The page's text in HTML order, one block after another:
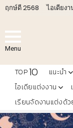
ฤกษ์ดี 2568 ไอเดียง
Menu
TOP10 แนะนำ
ไอเดียแต่งงาน
เรียนจัดงานแต่งด้ว
LATEST
STORIES